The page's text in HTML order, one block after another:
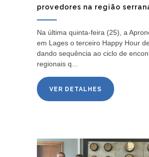
provedores na região
Na última quinta-feira (25), a
em Lages o terceiro Happy Hour
dando sequência ao ciclo de
regionais q...
VER DETALHES